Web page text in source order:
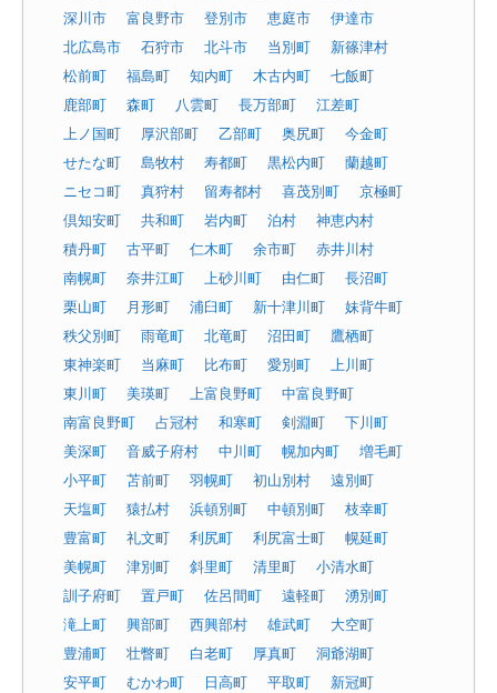
深川市
富良野市 登別市 恵庭市
伊達市
北広島市
石狩市 北斗市 当別町
新篠津村
松前町
福島町 知内町 木古内町
七飯町
鹿部町
森町 八雲町 長万部町
江差町
上ノ国町
厚沢部町 乙部町 奥尻町
今金町
せたな町
島牧村 寿都町 黒松内町
蘭越町
ニセコ町
真狩村 留寿都村 喜茂別町
京極町
倶知安町
共和町 岩内町 泊村
神恵内村
積丹町
古平町 仁木町 余市町
赤井川村
南幌町
奈井江町 上砂川町 由仁町
長沼町
栗山町
月形町 浦臼町 新十津川町
妹背牛町
秩父別町
雨竜町 北竜町 沼田町
鷹栖町
東神楽町
当麻町 比布町 愛別町
上川町
東川町
美瑛町 上富良野町
中富良野町
南富良野町
占冠村 和寒町 剣淵町
下川町
美深町
音威子府村 中川町 幌加内町
増毛町
小平町
苫前町 羽幌町 初山別村
遠別町
天塩町
猿払村 浜頓別町 中頓別町
枝幸町
豊富町
礼文町 利尻町 利尻富士町
幌延町
美幌町
津別町 斜里町 清里町
小清水町
訓子府町
置戸町 佐呂間町 遠軽町
湧別町
滝上町
興部町 西興部村 雄武町
大空町
豊浦町
壮瞥町 白老町 厚真町
洞爺湖町
安平町
むかわ町 日高町 平取町
新冠町